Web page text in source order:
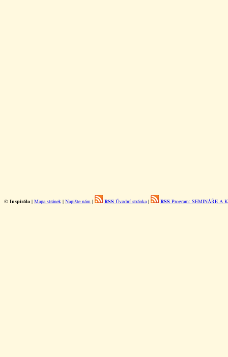
© Inspirála | Mapa stránek | Napište nám | RSS Úvodní stránka| RSS Program: SEMINÁŘE A